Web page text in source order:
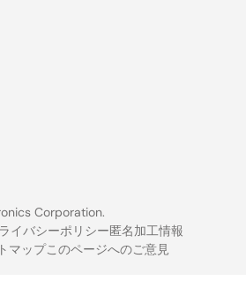
Corporation.
イバシーポリシー匿名加工情報
マップこのページへのご意見